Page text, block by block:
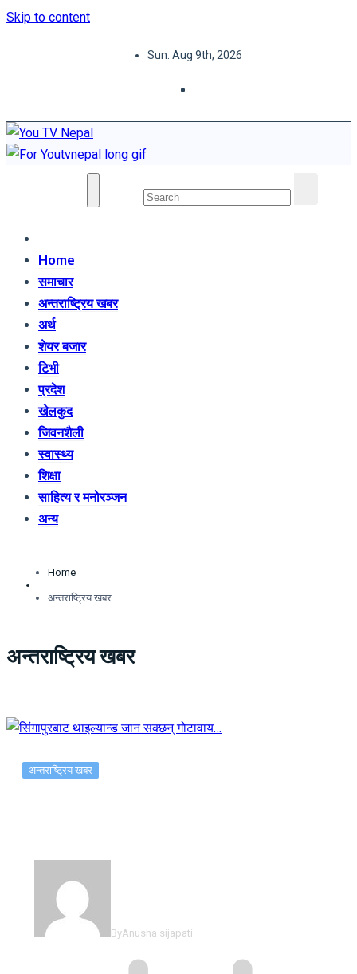
Skip to content
Sun. Aug 9th, 2026
Home
समाचार
अन्तराष्ट्रिय खबर
अर्थ
शेयर बजार
टिभी
प्रदेश
खेलकुद
जिवनशैली
स्वास्थ्य
शिक्षा
साहित्य र मनोरञ्जन
अन्य
Home
अन्तराष्ट्रिय खबर
अन्तराष्ट्रिय खबर
अन्तराष्ट्रिय खबर
ByAnusha sijapati